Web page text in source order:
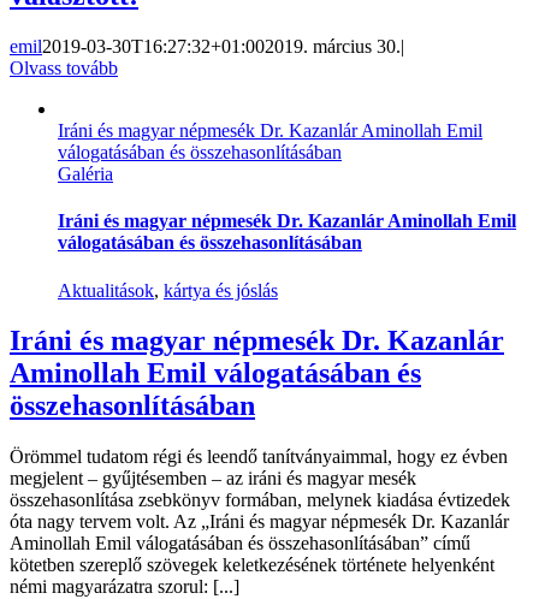
emil2019-03-30T16:27:32+01:002019. március 30.|
Olvass tovább
Iráni és magyar népmesék Dr. Kazanlár Aminollah Emil
válogatásában és összehasonlításában
Galéria
Iráni és magyar népmesék Dr. Kazanlár Aminollah Emil
válogatásában és összehasonlításában
Aktualitások, kártya és jóslás
Iráni és magyar népmesék Dr. Kazanlár
Aminollah Emil válogatásában és
összehasonlításában
Örömmel tudatom régi és leendő tanítványaimmal, hogy ez évben
megjelent – gyűjtésemben – az iráni és magyar mesék
összehasonlítása zsebkönyv formában, melynek kiadása évtizedek
óta nagy tervem volt. Az „Iráni és magyar népmesék Dr. Kazanlár
Aminollah Emil válogatásában és összehasonlításában” című
kötetben szereplő szövegek keletkezésének története helyenként
némi magyarázatra szorul: [...]